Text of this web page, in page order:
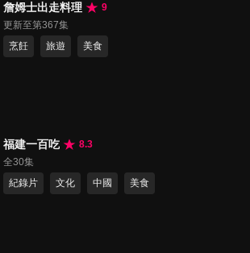
詹姆士出走料理
9
更新至第367集
烹飪
旅遊 美食
福建一百吃
8.3
全30集
紀錄片
文化 中國 美食